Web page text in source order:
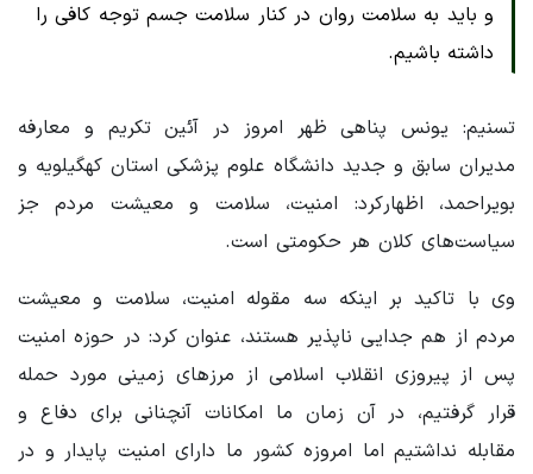
و باید به سلامت روان در کنار سلامت جسم توجه کافی را
داشته باشیم.
تسنیم: یونس پناهی ظهر امروز در آئین تکریم و معارفه
مدیران سابق و جدید دانشگاه علوم پزشکی استان کهگیلویه و
بویراحمد، اظهارکرد: امنیت، سلامت و معیشت مردم جز
سیاست‌های کلان هر حکومتی است.
وی با تاکید بر اینکه سه مقوله امنیت، سلامت و معیشت
مردم از هم جدایی ناپذیر هستند، عنوان کرد: در حوزه امنیت
پس از پیروزی انقلاب اسلامی از مرزهای زمینی مورد حمله
قرار گرفتیم، در آن زمان ما امکانات آنچنانی برای دفاع و
مقابله نداشتیم اما امروزه کشور ما دارای امنیت پایدار و در